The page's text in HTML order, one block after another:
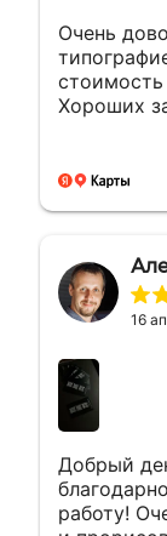
Очень
Хороших
16
Добрый
работу!